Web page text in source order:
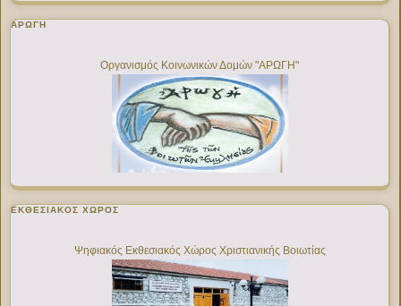
ΑΡΩΓΗ
Οργανισμός Κοινωνικών Δομών "ΑΡΩΓΗ"
ΕΚΘΕΣΙΑΚΌΣ ΧΏΡΟΣ
Ψηφιακός Εκθεσιακός Χώρος Χριστιανικής Βοιωτίας